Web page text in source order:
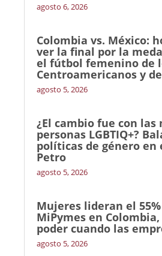
agosto 6, 2026
Colombia vs. México:
ver la final por la
el fútbol femenino de
Centroamericanos y
agosto 5, 2026
¿El cambio fue con las
personas LGBTIQ+?
políticas de género en
Petro
agosto 5, 2026
Mujeres lideran el
MiPymes en
poder cuando las
agosto 5, 2026